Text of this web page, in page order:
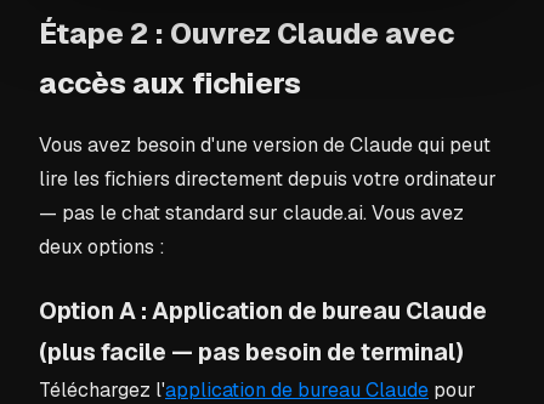
Étape 2 : Ouvrez Claude avec
accès aux fichiers
Vous avez besoin d'une version de Claude qui peut
lire les fichiers directement depuis votre ordinateur
— pas le chat standard sur claude.ai. Vous avez
deux options :
Option A : Application de bureau Claude
(plus facile — pas besoin de terminal)
Téléchargez l'application de bureau Claude pour